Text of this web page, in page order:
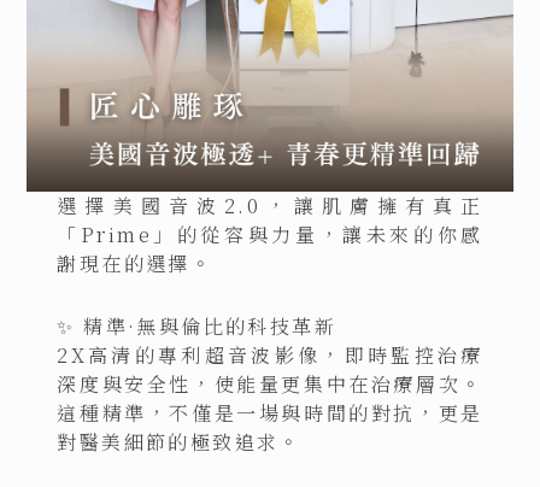
選擇美國音波2.0，讓肌膚擁有真正
「Prime」的從容與力量，讓未來的你感
謝現在的選擇。
✨ 精準·無與倫比的科技革新
2X高清的專利超音波影像，即時監控治療
深度與安全性，使能量更集中在治療層次。
這種精準，不僅是一場與時間的對抗，更是
對醫美細節的極致追求。